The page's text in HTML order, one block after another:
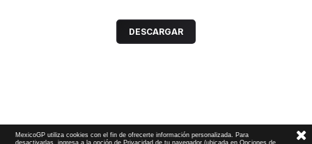
DESCARGAR
MexicoGP utiliza cookies con el fin de ofrecerte información personalizada. Para
desactivarlas, ingresa a la opción de Privacidad de tu navegador (ubicada en Opciones de